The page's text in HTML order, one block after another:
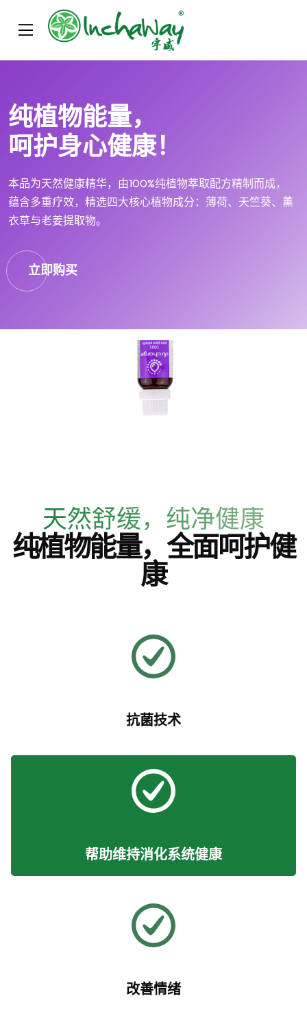
纯植物能量，
呵护身心健康！
本品为天然健康精华，由100%纯植物萃取配方精制而成，
蕴含多重疗效，精选四大核心植物成分：薄荷、天竺葵、薰
衣草与老姜提取物。
立即购买
天然舒缓，纯净健康
纯植物能量，全面呵护健
康
抗菌技术
帮助维持消化系统健康
改善情绪